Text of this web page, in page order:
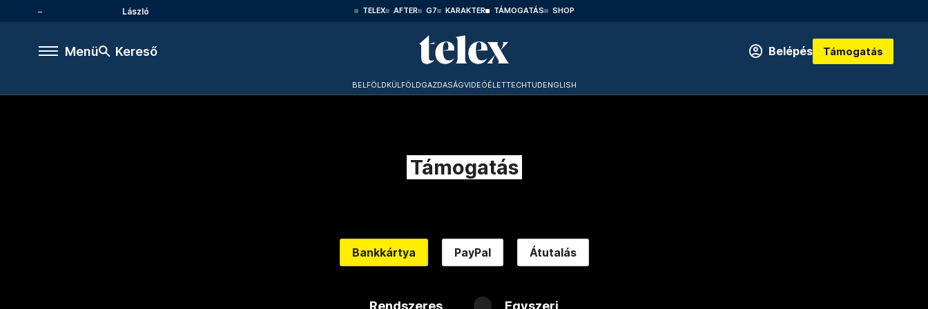
László TELEX AFTER G7 KARAKTER TÁMOGATÁS SHOP
Menü Kereső Belépés Támogatás
BELFÖLDKÜLFÖLDGAZDASÁGVIDEÓÉLETTECHTUDENGLISH
Támogatás
Bankkártya PayPal Átutalás
Rendszeres Egyszeri